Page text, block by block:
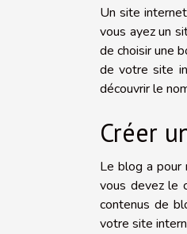
Un site
vous ayez un
de choisir une
de votre site
découvrir le
Créer
Le blog a pour
vous devez le
contenus de
votre site